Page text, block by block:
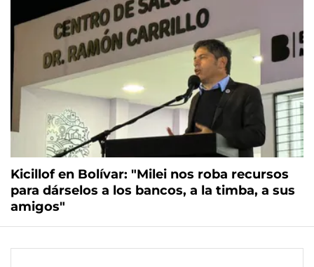
Kicillof en Bolívar: "Milei nos roba recursos
para dárselos a los bancos, a la timba, a sus
amigos"